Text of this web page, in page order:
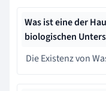
Was ist eine der
biologischen
Die Existenz von